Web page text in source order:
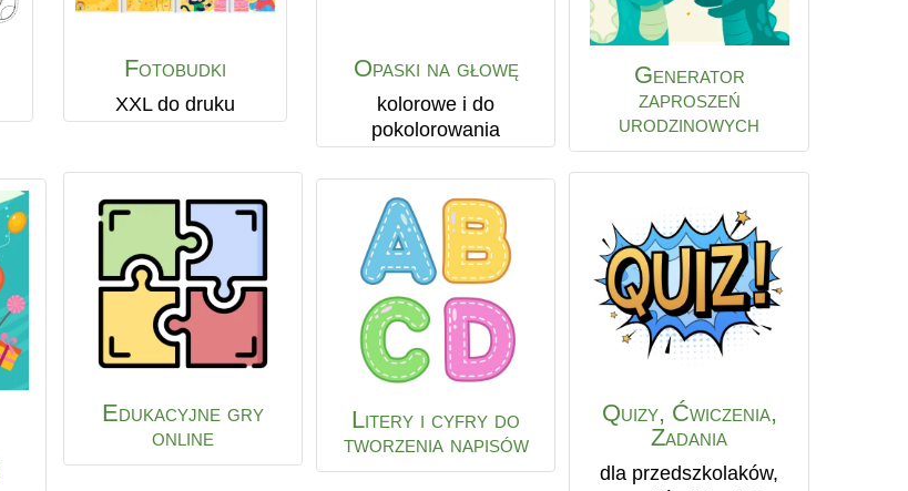
Edukacyjne gry
online
Fotobudki
XXL do druku
Generator
zaproszeń
urodzinowych
Opaski na głowę
kolorowe i do
pokolorowania
Quizy, Ćwiczenia,
Zadania
dla przedszkolaków,
Litery i cyfry do
tworzenia napisów